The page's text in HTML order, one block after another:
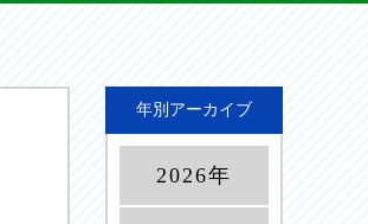
年別アーカイブ
2026年